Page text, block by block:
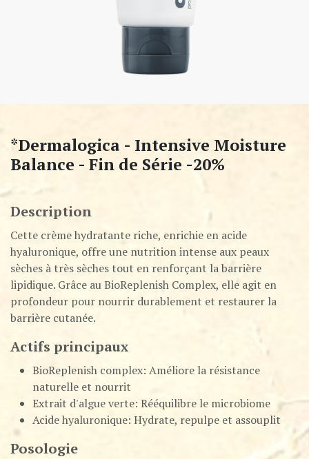
*Dermalogica - Intensive Moisture
Balance - Fin de Série -20%
Description
Cette crème hydratante riche, enrichie en acide
hyaluronique, offre une nutrition intense aux peaux
sèches à très sèches tout en renforçant la barrière
lipidique. Grâce au BioReplenish Complex, elle agit en
profondeur pour nourrir durablement et restaurer la
barrière cutanée.
Actifs principaux
BioReplenish complex: Améliore la résistance
naturelle et nourrit
Extrait d'algue verte: Rééquilibre le microbiome
Acide hyaluronique: Hydrate, repulpe et assouplit
Posologie